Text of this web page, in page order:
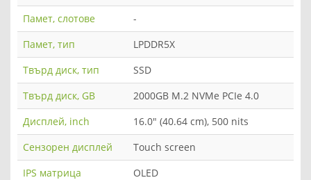
Памет, слотове
-
Памет, тип
LPDDR5X
Твърд диск, тип
SSD
Твърд диск, GB
2000GB M.2 NVMe PCIe 4.0
Дисплей, inch
16.0" (40.64 cm), 500 nits
Сензорен дисплей
Touch screen
IPS матрица
OLED